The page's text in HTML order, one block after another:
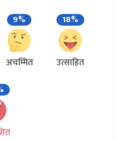
9%
अचम्मित
18%
उत्साहित